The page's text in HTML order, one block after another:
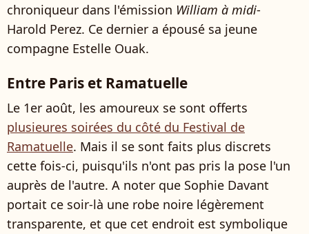
chroniqueur dans l'émission William à midi-
Harold Perez. Ce dernier a épousé sa jeune
compagne Estelle Ouak.
Entre Paris et Ramatuelle
Le 1er août, les amoureux se sont offerts
plusieures soirées du côté du Festival de
Ramatuelle. Mais il se sont faits plus discrets
cette fois-ci, puisqu'ils n'ont pas pris la pose l'un
auprès de l'autre. A noter que Sophie Davant
portait ce soir-là une robe noire légèrement
transparente, et que cet endroit est symbolique